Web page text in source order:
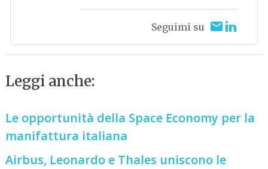
Seguimi su
Leggi anche:
Le opportunità della Space Economy per la
manifattura italiana
Airbus, Leonardo e Thales uniscono le